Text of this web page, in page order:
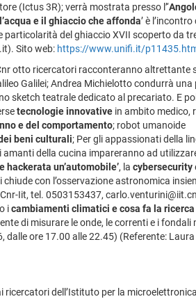
(Ictus 3R); verrà mostrata presso l’‘
e il ghiaccio che affonda’ è
particolarità del ghiaccio XVII scoperto da
Sito web: https://www.unifi.it/
otto ricercatori racconteranno altrettante
Galilei; Andrea Michielotto condurrà
sketch teatrale dedicato al precariato. E
tecnologie innovative in ambito medico,
e del comportamento; robot umanoide
beni culturali; Per gli appassionati della
amanti della cucina impareranno ad
hackerata un’automobile’, la cybersecurity
con l’osservazione astronomica
Iit, tel. 0503153437,
icambiamenti climatici e cosa fa la
di misurare le onde, le correnti e i fondali
dalle ore 17.00 alle 22.45) (Referente:
ricercatori dell’Istituto per la